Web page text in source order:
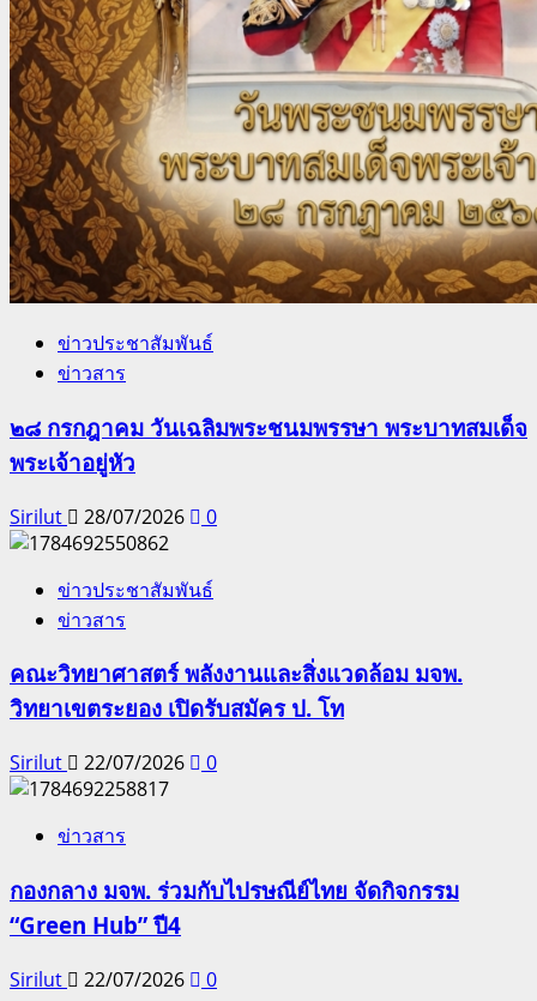
ข่าวประชาสัมพันธ์
ข่าวสาร
๒๘ กรกฎาคม วันเฉลิมพระชนมพรรษา พระบาทสมเด็จ
พระเจ้าอยู่หัว
Sirilut 28/07/2026 0
ข่าวประชาสัมพันธ์
ข่าวสาร
คณะวิทยาศาสตร์ พลังงานและสิ่งแวดล้อม มจพ.
วิทยาเขตระยอง เปิดรับสมัคร ป. โท
Sirilut 22/07/2026 0
ข่าวสาร
กองกลาง มจพ. ร่วมกับไปรษณีย์ไทย จัดกิจกรรม
“Green Hub” ปี4
Sirilut 22/07/2026 0